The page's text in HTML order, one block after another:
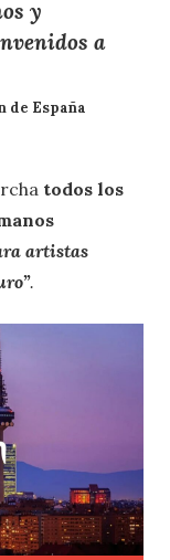
y
a
de España
todos los
artistas
.